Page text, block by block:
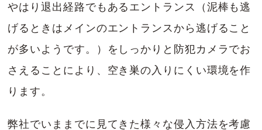
やはり退出経路でもあるエントランス（泥棒も逃
げるときはメインのエントランスから逃げること
が多いようです。）をしっかりと防犯カメラでお
さえることにより、空き巣の入りにくい環境を作
ります。
弊社でいままでに見てきた様々な侵入方法を考慮